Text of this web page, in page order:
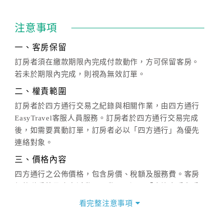
注意事項
一、客房保留
訂房者須在繳款期限內完成付款動作，方可保留客房。
若未於期限內完成，則視為無效訂單。
二、權責範圍
訂房者於四方通行交易之紀錄與相關作業，由四方通行
EasyTravel客服人員服務。訂房者於四方通行交易完成
後，如需要異動訂單，訂房者必以「四方通行」為優先
連絡對象。
三、價格內容
四方通行之公佈價格，包含房價、稅額及服務費。客房
價」之當日價格為標準。
看完整注意事項